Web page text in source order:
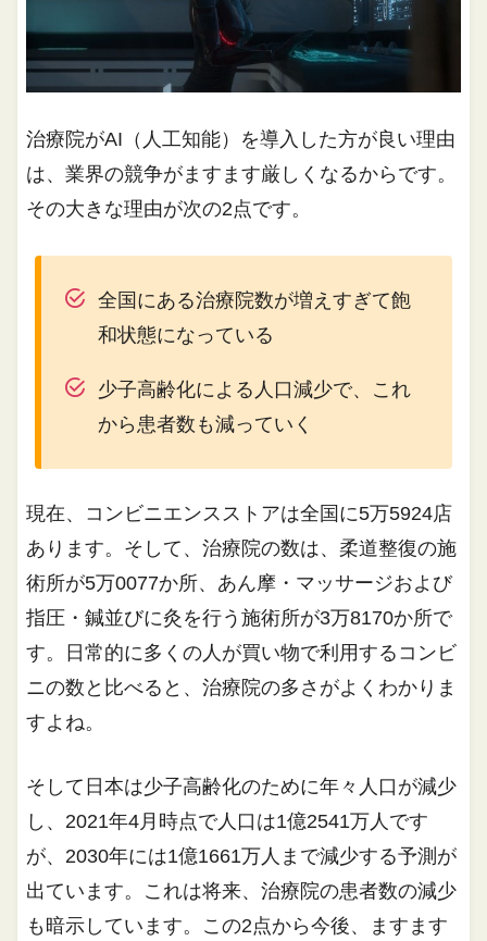
治療院がAI（人工知能）を導入した方が良い理由
は、業界の競争がますます厳しくなるからです。
その大きな理由が次の2点です。
全国にある治療院数が増えすぎて飽
和状態になっている
少子高齢化による人口減少で、これ
から患者数も減っていく
現在、コンビニエンスストアは全国に5万5924店
あります。そして、治療院の数は、柔道整復の施
術所が5万0077か所、あん摩・マッサージおよび
指圧・鍼並びに灸を行う施術所が3万8170か所で
す。日常的に多くの人が買い物で利用するコンビ
ニの数と比べると、治療院の多さがよくわかりま
すよね。
そして日本は少子高齢化のために年々人口が減少
し、2021年4月時点で人口は1億2541万人です
が、2030年には1億1661万人まで減少する予測が
出ています。これは将来、治療院の患者数の減少
も暗示しています。この2点から今後、ますます